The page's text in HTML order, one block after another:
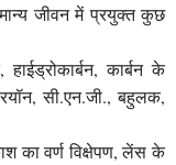
जीवन में प्रयुक्त कुछ
कार्बन के
सी.एन.जी., बहुलक,
का वर्ण विक्षेपण, लेंस के